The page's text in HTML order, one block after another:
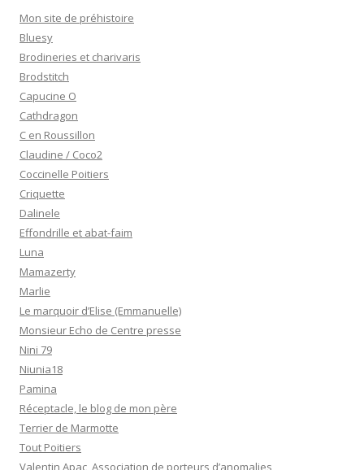
Mon site de préhistoire
Bluesy
Brodineries et charivaris
Brodstitch
Capucine O
Cathdragon
C en Roussillon
Claudine / Coco2
Coccinelle Poitiers
Criquette
Dalinele
Effondrille et abat-faim
Luna
Mamazerty
Marlie
Le marquoir d’Elise (Emmanuelle)
Monsieur Echo de Centre presse
Nini 79
Niunia18
Pamina
Réceptacle, le blog de mon père
Terrier de Marmotte
Tout Poitiers
Valentin Apac, Association de porteurs d’anomalies